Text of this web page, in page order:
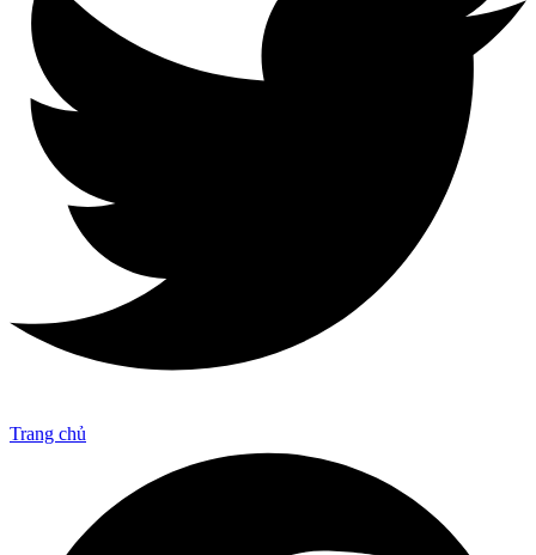
Trang chủ